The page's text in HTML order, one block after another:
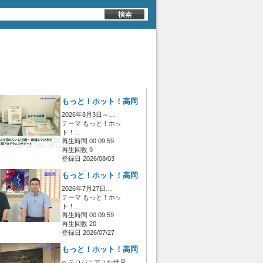
もっと！ホット！高岡
2026年8月3日～…
テーマ もっと！ホッ
ト！…
再生時間 00:09:59
再生回数 9
登録日 2026/08/03
もっと！ホット！高岡
2026年7月27日…
テーマ もっと！ホッ
ト！…
再生時間 00:09:59
再生回数 20
登録日 2026/07/27
もっと！ホット！高岡